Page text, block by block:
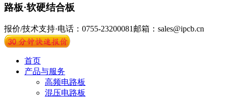
路板·软硬结合板
报价/技术支持·电话：0755-23200081 邮箱：sales@ipcb.cn
首页
产品与服务
高频电路板
混压电路板